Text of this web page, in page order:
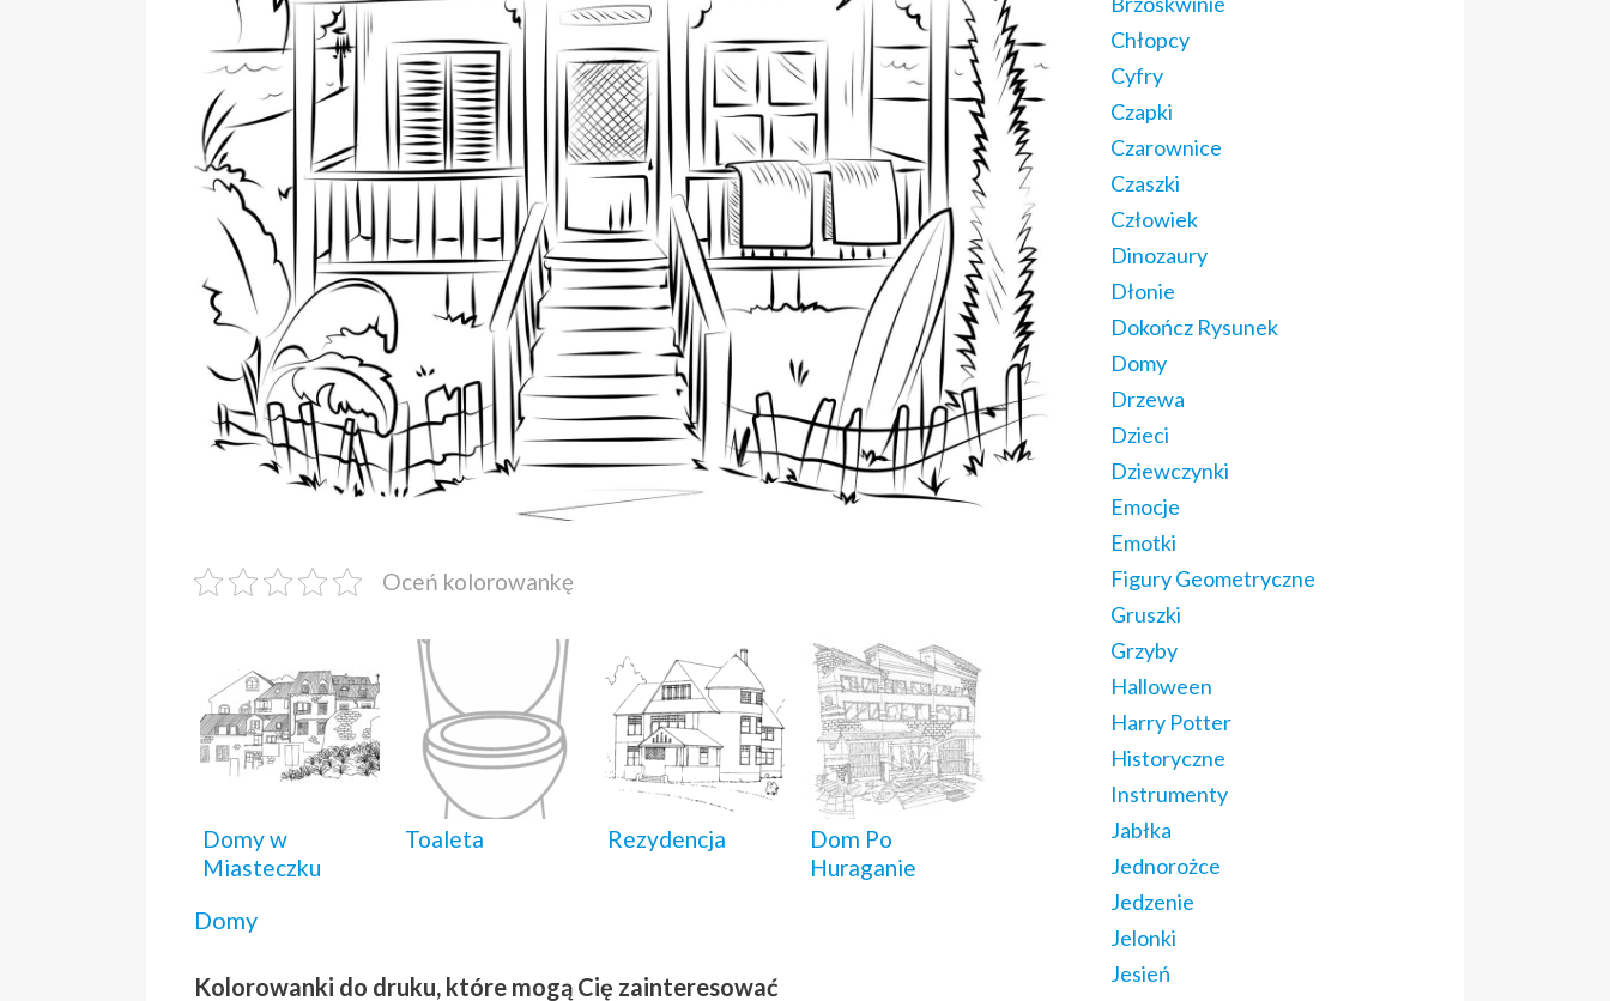
Oceń kolorowankę
Domy w
Miasteczku
Toaleta Rezydencja
Dom Po
Huraganie
Domy
Kolorowanki do druku, które mogą Cię zainteresować
Chłopcy
Cyfry
Czapki
Czarownice
Czaszki
Człowiek
Dinozaury
Dłonie
Dokończ Rysunek
Domy
Drzewa
Dzieci
Dziewczynki
Emocje
Emotki
Figury Geometryczne
Gruszki
Grzyby
Halloween
Harry Potter
Historyczne
Instrumenty
Jabłka
Jednorożce
Jedzenie
Jelonki
Jesień